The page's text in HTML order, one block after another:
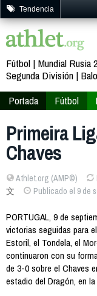
Tendencia
Fútbol Mundial Rusia
Segunda División
Portada
Fútbol
Primeira
Chaves
Athlet.org (AMP©)
文
Publicado el 9 de
PORTUGAL, 9 de
victorias seguidas para
Estoril, el Tondela, el
continuaron con su
de 3-0 sobre el Chaves
estadio del Dragón, en